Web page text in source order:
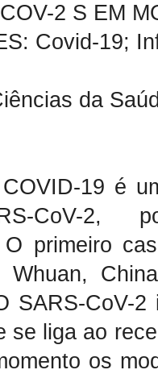
2 S EM
Covid-19;
da
19 é
CoV-
O primeiro
SARS-CoV-
se liga ao
os